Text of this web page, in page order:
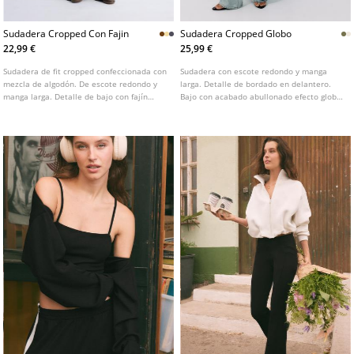
Sudadera Cropped Con Fajin
22,99 €
Sudadera de fit cropped confeccionada con
mezcla de algodón. De escote redondo y
manga larga. Detalle de bajo con fajín
Sudadera Cropped Globo
25,99 €
Sudadera con escote redondo y manga
larga. Detalle de bordado en delantero.
Bajo con acabado abullonado efecto globo.